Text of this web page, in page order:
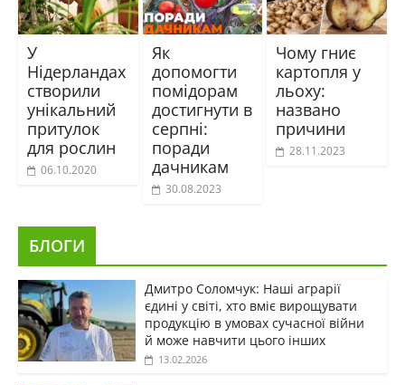
У
Нідерландах
створили
унікальний
притулок
для рослин
06.10.2020
Як
допомогти
помідорам
достигнути в
серпні:
поради
дачникам
30.08.2023
Чому гниє
картопля у
льоху:
названо
причини
28.11.2023
БЛОГИ
Дмитро Соломчук: Наші аграрії
єдині у світі, хто вміє вирощувати
продукцію в умовах сучасної війни
й може навчити цього інших
13.02.2026